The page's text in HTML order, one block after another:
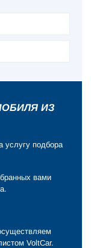
ИЗ
услугу подбора
вами
VoltCar.